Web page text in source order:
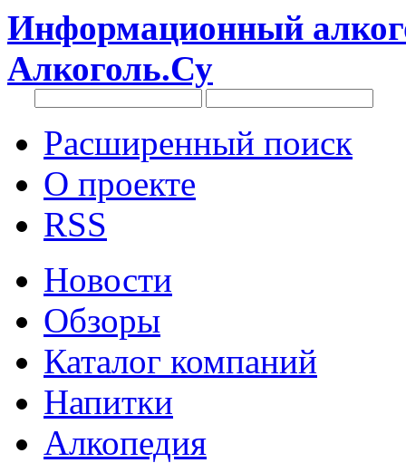
Информационный
Алкоголь.Су
Расширенный поиск
О проекте
RSS
Новости
Обзоры
Каталог компаний
Напитки
Алкопедия